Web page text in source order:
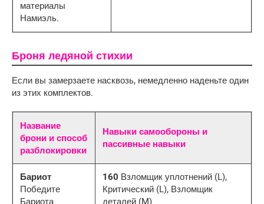
материалы
Намиэль.
Броня ледяной стихии
Если вы замерзаете насквозь, немедленно наденьте один
из этих комплектов.
Название
брони и способ
разблокировки
Навыки самообороны и
пассивные навыки
Бариот
Победите
160 Взломщик уплотнений (L),
Критический (L), Взломщик